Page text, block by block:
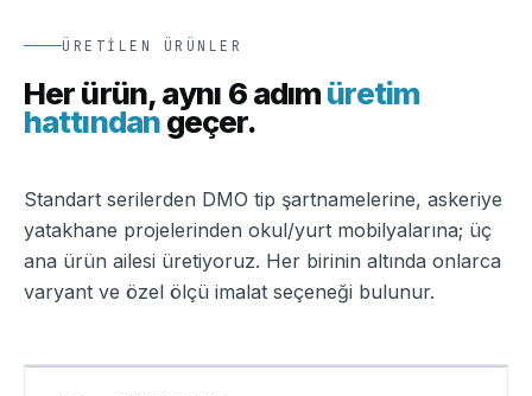
ÜRETILEN ÜRÜNLER
Her ürün, aynı 6 adımüretim
hattındangeçer.
Standart serilerden DMO tip şartnamelerine, askeriye
yatakhane projelerinden okul/yurt mobilyalarına; üç
ana ürün ailesi üretiyoruz. Her birinin altında onlarca
varyant ve özel ölçü imalat seçeneği bulunur.